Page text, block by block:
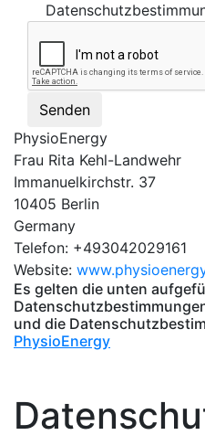
Senden
PhysioEnergy
Frau Rita Kehl-Landwehr
Immanuelkirchstr. 37
10405 Berlin
Germany
Telefon: +493042029161
Website:
Es gelten die unten
und die
PhysioEnergy